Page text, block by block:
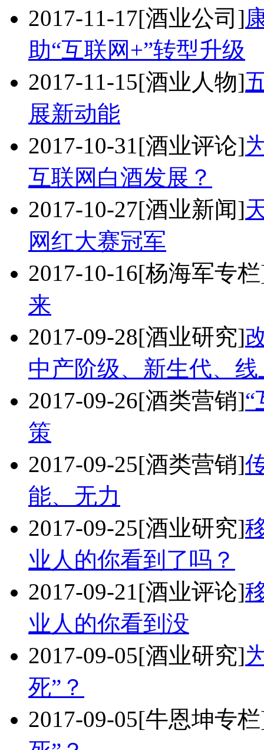
2017-11-17[酒业公司]
助“互联网+”转型升级
2017-11-15[酒业人物]
展新动能
2017-10-31[酒业评论]
互联网白酒发展？
2017-10-27[酒业新闻]
网红大赛冠军
2017-10-16[杨海军专
来
2017-09-28[酒业研究]
中产阶级、新生代、线
2017-09-26[酒类营销]“
策
2017-09-25[酒类营销]
能、无力
2017-09-25[酒业研究]
业人的你看到了吗？
2017-09-21[酒业评论]
业人的你看到没
2017-09-05[酒业研究]
死”？
2017-09-05[牛恩坤专